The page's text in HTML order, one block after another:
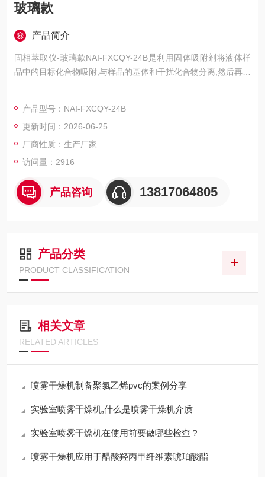
玻璃款
产品简介
固相萃取仪-玻璃款NAI-FXCQY-24B是利用固体吸附剂将液体样
品中的目标化合物吸附,与样品的基体和干扰化合物分离,然后再用
洗脱液洗脱或加热解吸附,达到分离和富集目标化合物的目的（即
样品基质干扰，提高检测灵敏度。陕西NAI-FXCQY-24B 24孔固
相萃取仪-玻璃款
产品型号：NAI-FXCQY-24B
更新时间：2026-06-25
厂商性质：生产厂家
访问量：2916
产品咨询 13817064805
产品分类
PRODUCT CLASSIFICATION
相关文章
RELATED ARTICLES
喷雾干燥机制备聚氯乙烯pvc的案例分享
实验室喷雾干燥机,什么是喷雾干燥机介质
实验室喷雾干燥机在使用前要做哪些检查？
喷雾干燥机应用于醋酸羟丙甲纤维素琥珀酸酯